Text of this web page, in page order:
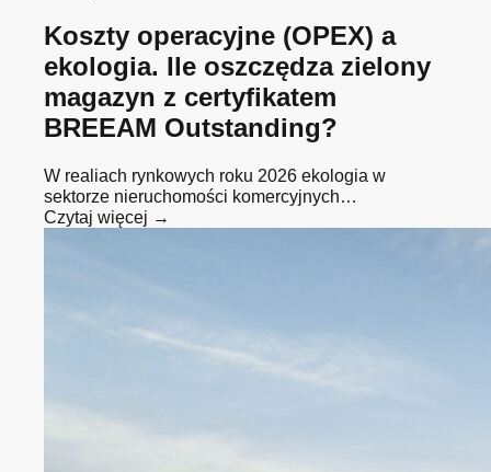
Koszty operacyjne (OPEX) a
ekologia. Ile oszczędza zielony
magazyn z certyfikatem
BREEAM Outstanding?
W realiach rynkowych roku 2026 ekologia w
sektorze nieruchomości komercyjnych…
Czytaj więcej →